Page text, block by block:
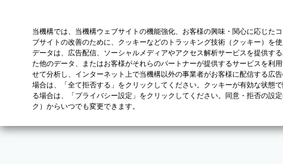
当機構では、当機構ウェブサイトの機能強化、お客様の興味・関心に応じた
ブサイトの改善のために、クッキーなどのトラッキング技術（クッキー）を
データは、広告配信、ソーシャルメディアやアクセス解析サービスを提供す
た他のデータ、またはお客様がそれらのパートナーが提供するサービスを利
せて分析し、インターネット上で当機構以外の事業者がお客様に配信する広
場合は、「全て拒否する」をクリックしてください。クッキーが有効な状態
る場合は、「プライバシー設定」をクリックしてください。同意・拒否の設
ク）からいつでも変更できます。